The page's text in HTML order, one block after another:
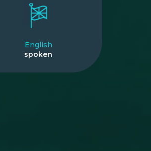
English
spoken